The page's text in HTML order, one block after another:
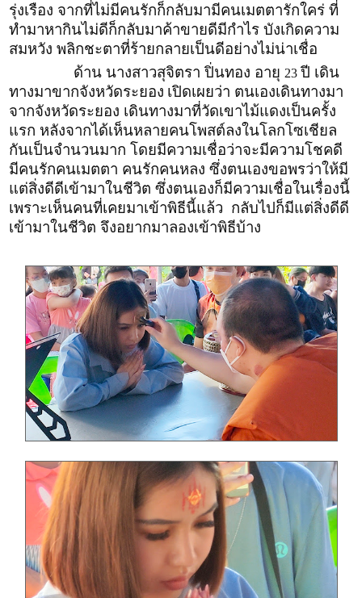
รุ่งเรือง จากที่ไม่มีคนรักก็กลับมามีคนเมตตารักใคร่ ที่
ทำมาหากินไม่ดีก็กลับมาค้าขายดีมีกำไร บังเกิดความ
สมหวัง พลิกชะตาที่ร้ายกลายเป็นดีอย่างไม่น่าเชื่อ
ด้าน นางสาวสุจิตรา ปิ่นทอง อายุ 23 ปี เดิน
ทางมาขากจังหวัดระยอง เปิดเผยว่า ตนเองเดินทางมา
จากจังหวัดระยอง เดินทางมาที่วัดเขาไม้แดงเป็นครั้ง
แรก หลังจากได้เห็นหลายคนโพสต์ลงในโลกโซเชียล
กันเป็นจำนวนมาก โดยมีความเชื่อว่าจะมีความโชคดี
มีคนรักคนเมตตา คนรักคนหลง ซึ่งตนเองขอพรว่าให้มี
แต่สิ่งดีดีเข้ามาในชีวิต ซึ่งตนเองก็มีความเชื่อในเรื่องนี้
เพราะเห็นคนที่เคยมาเข้าพิธีนี้แล้ว กลับไปก็มีแต่สิ่งดีดี
เข้ามาในชีวิต จึงอยากมาลองเข้าพิธีบ้าง